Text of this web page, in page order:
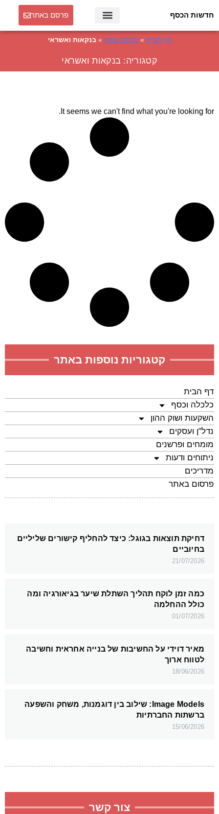
חדשות הכסף פרסם באתר
דף הבית »כלכלה וכסף »בנקאות ואשראי
קטגוריה: בנקאות ואשראי
It seems we can't find what you're looking for.
קטגוריות נוספות באתר
דף הבית
כלכלה וכסף
השקעות ושוק ההון
נדל"ן ועסקים
מומחים ופרשנים
ניתוחים ודעות
מדריכים
פרסום באתר
דחיקת תוצאות בגוגל: כיצד להחליף קישורים שליליים
בחיוביים
21/07/2026
כמה זמן לוקח תהליך השתלת שיער בגיאורגיה ומה
כולל ההחלמה
01/07/2026
מאיר דוידי על החשיבות של בנייה אחראית וחשיבה
לטווח ארוך
18/06/2026
Image Models: שילוב בין דוגמנות, משחק והשפעה
ברשתות החברתיות
15/06/2026
צור קשר